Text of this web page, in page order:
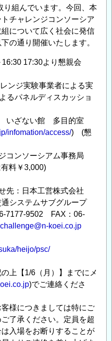
り組んでいます。今回、本
チャレンジコンソーシア
について広く社会に発信
の通り開催いたします。
16:30 17:30より懇親会
ンジ実験事業者による実
パネルディスカッショ
いざない館 多目的室
infomation/access/) (懇
コンソーシアム事務局
料￥3,000)
先：日本工営株式会社
システムサブグループ
7177-9502 FAX：06-
koei.co.jp
heijo/psc/
上【1/6（月）】までにメ
)でご連絡くださ
様につきましては特にご
了承ください。定員を超
入場をお断りすることが